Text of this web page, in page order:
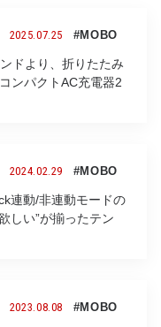
2025.07.25 #MOBO
ドより、折りたたみ
ンパクトAC充電器2
2024.02.29 #MOBO
連動/非連動モードの
しい”が揃ったテン
2023.08.08 #MOBO